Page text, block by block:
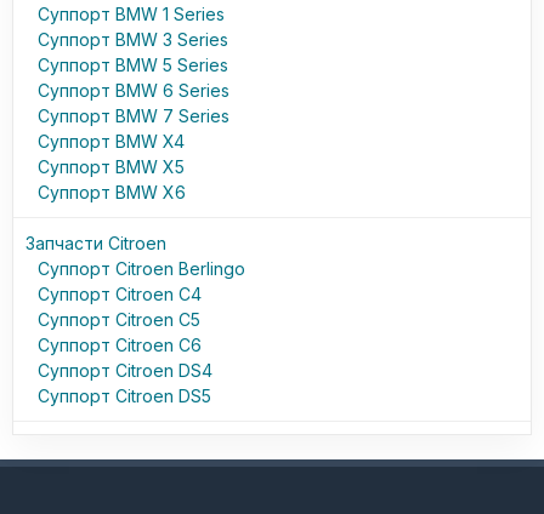
Суппорт BMW 1 Series
Суппорт BMW 3 Series
Суппорт BMW 5 Series
Суппорт BMW 6 Series
Суппорт BMW 7 Series
Суппорт BMW X4
Суппорт BMW X5
Суппорт BMW X6
Запчасти Citroen
Суппорт Citroen Berlingo
Суппорт Citroen C4
Суппорт Citroen C5
Суппорт Citroen C6
Суппорт Citroen DS4
Суппорт Citroen DS5